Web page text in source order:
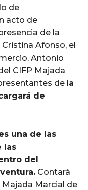
de
acto de
de la
Afonso, el
Antonio
CIFP Majada
de la
de
una de las
las
del
Contará
Majada Marcial de